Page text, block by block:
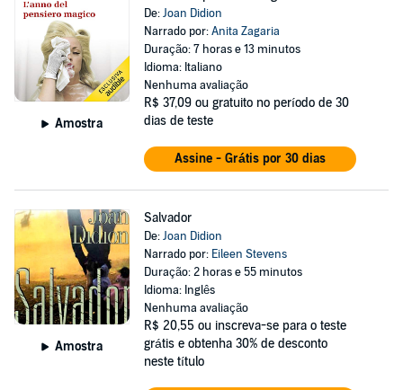
Amostra
De:Joan Didion
Narrado por:Anita Zagaria
Duração: 7 horas e 13 minutos
Idioma: Italiano
Nenhuma avaliação
R$ 37,09 ou gratuito no período de 30
dias de teste
Assine - Grátis por 30 dias
Amostra
Salvador
De:Joan Didion
Narrado por: Eileen Stevens
Duração: 2 horas e 55 minutos
Idioma: Inglês
Nenhuma avaliação
R$ 20,55 ou inscreva-se para o teste
grátis e obtenha 30% de desconto
neste título